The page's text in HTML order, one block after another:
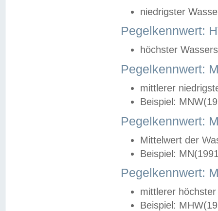
niedrigster
Pegelkennwert:
höchster
Pegelkennwert:
mittlerer
Beispiel:
Pegelkennwert:
Mittelwert der
Beispiel:
Pegelkennwert:
mittlerer
Beispiel: